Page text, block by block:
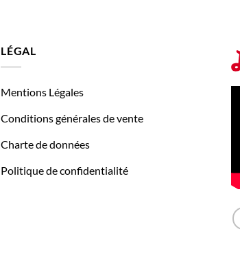
LÉGAL
Mentions Légales
Conditions générales de vente
Charte de données
Politique de confidentialité